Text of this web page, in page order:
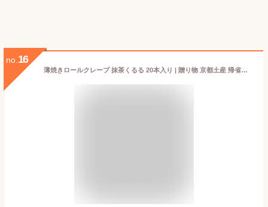
no. 16
薄焼きロールクレープ 抹茶くるる 20本入り | 贈り物 京都土産 帰省土産 旅行 京都 お土産 手土産 お菓子 抹茶スイーツ お取り寄せスイーツ 焼菓子 ギフト 取り寄せ 森半 抹茶 チョコレート チョコ コルネット 宇治 お取り寄せ 内祝い 和スイーツ 返礼 御礼 お返し